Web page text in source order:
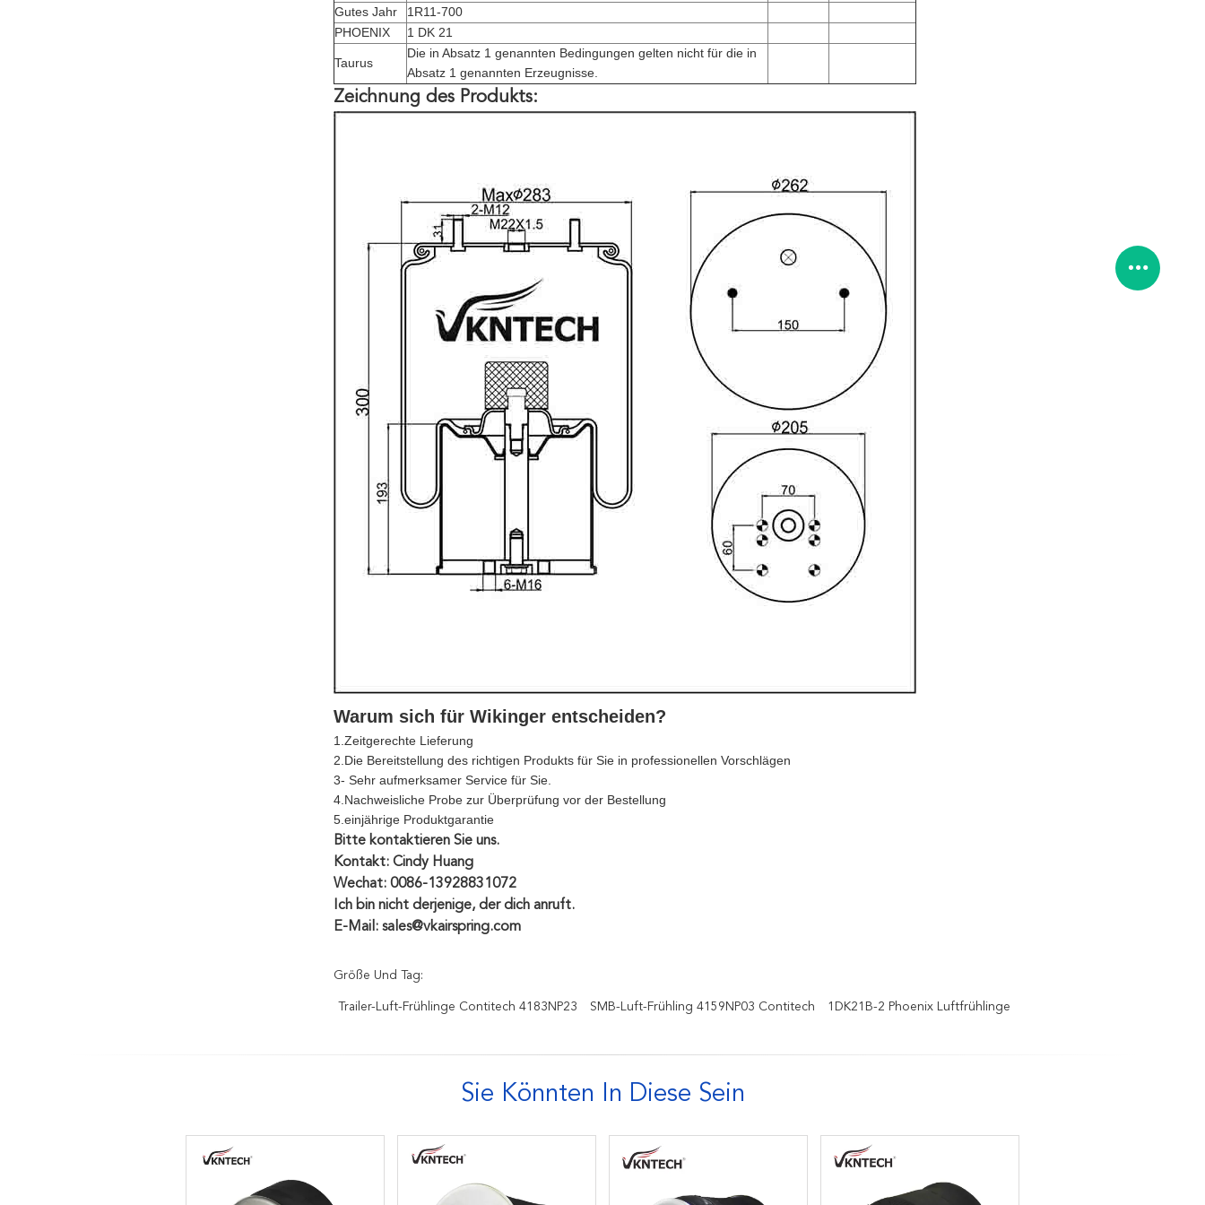
Gutes Jahr
1R11-700
PHOENIX
1 DK 21
Taurus
Die in Absatz 1 genannten Bedingungen gelten nicht für die in
Absatz 1 genannten Erzeugnisse.
Zeichnung des Produkts:
Warum sich für Wikinger entscheiden?
1.Zeitgerechte Lieferung
2.Die Bereitstellung des richtigen Produkts für Sie in professionellen Vorschlägen
3- Sehr aufmerksamer Service für Sie.
4.Nachweisliche Probe zur Überprüfung vor der Bestellung
5.einjährige Produktgarantie
Bitte kontaktieren Sie uns.
Kontakt: Cindy Huang
Wechat: 0086-13928831072
Ich bin nicht derjenige, der dich anruft.
E-Mail: sales@vkairspring.com
Größe Und Tag:
Trailer-Luft-Frühlinge Contitech 4183NP23 SMB-Luft-Frühling 4159NP03 Contitech 1DK21B-2 Phoenix Luftfrühlinge
Sie Könnten In Diese Sein